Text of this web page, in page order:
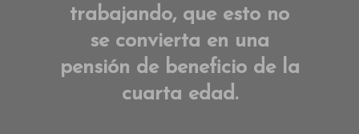
trabajando, que esto no
se convierta en una
pensión de beneficio de la
cuarta edad.